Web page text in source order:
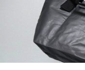
コンテンツ・サービス
スポーツ・レジャー
パソコン・タブレット